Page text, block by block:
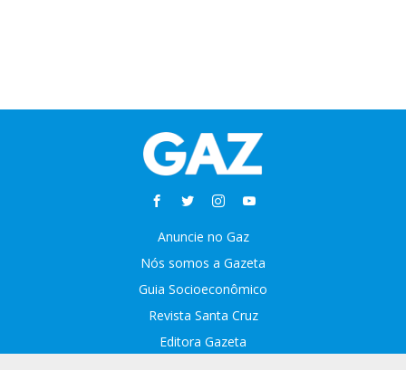
Anuncie no Gaz
Nós somos a Gazeta
Guia Socioeconômico
Revista Santa Cruz
Editora Gazeta